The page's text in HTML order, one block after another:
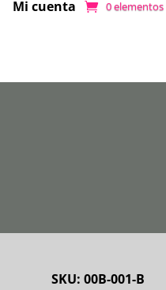
Mi cuenta 0 elementos
SKU: 00B-001-B